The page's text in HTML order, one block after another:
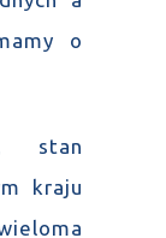
o
stan
kraju